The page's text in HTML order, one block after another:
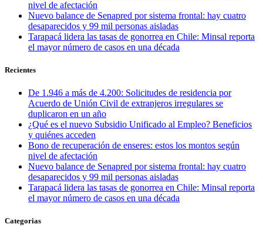
nivel de afectación
Nuevo balance de Senapred por sistema frontal: hay cuatro
desaparecidos y 99 mil personas aisladas
Tarapacá lidera las tasas de gonorrea en Chile: Minsal reporta
el mayor número de casos en una década
Recientes
De 1.946 a más de 4.200: Solicitudes de residencia por
Acuerdo de Unión Civil de extranjeros irregulares se
duplicaron en un año
¿Qué es el nuevo Subsidio Unificado al Empleo? Beneficios
y quiénes acceden
Bono de recuperación de enseres: estos los montos según
nivel de afectación
Nuevo balance de Senapred por sistema frontal: hay cuatro
desaparecidos y 99 mil personas aisladas
Tarapacá lidera las tasas de gonorrea en Chile: Minsal reporta
el mayor número de casos en una década
Categorias